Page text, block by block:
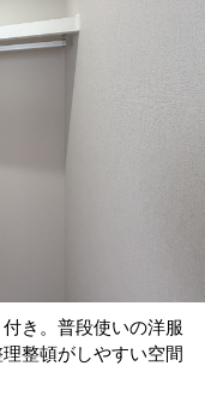
き。普段使いの洋服
整頓がしやすい空間